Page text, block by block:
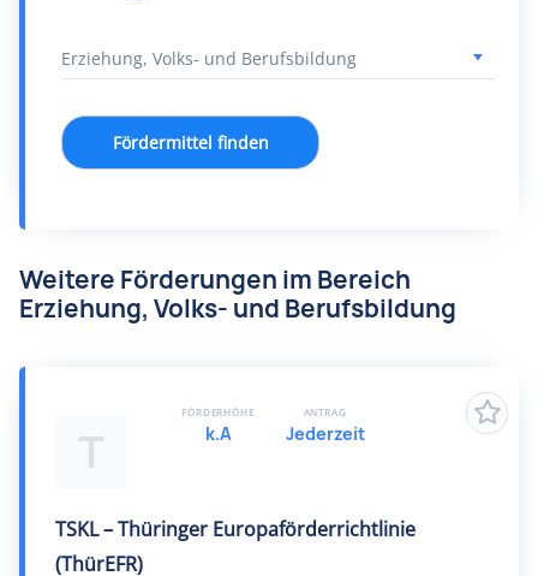
Fördermittel finden
Weitere Förderungen im Bereich
Erziehung, Volks- und Berufsbildung
T
TSKL – Thüringer Europaförderrichtlinie
(ThürEFR)
FÖRDERHÖHE
k.A
ANTRAG
Jederzeit